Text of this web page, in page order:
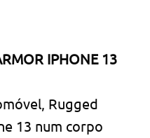
IPHONE 13
Rugged
13 num corpo